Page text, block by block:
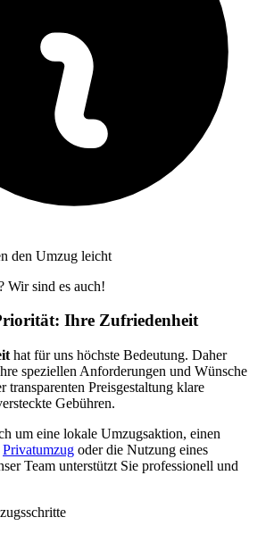
den Umzug leicht
Wir sind es auch!
Ihre Zufriedenheit
hat für uns höchste Bedeutung. Daher
speziellen Anforderungen und Wünsche
transparenten Preisgestaltung klare
Gebühren.
um eine lokale Umzugsaktion, einen
Privatumzug oder die Nutzung eines
Team unterstützt Sie professionell und